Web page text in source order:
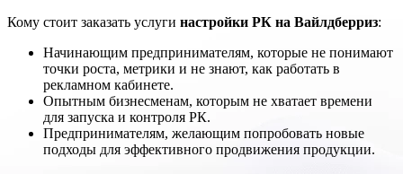
Кому стоит заказать услуги настройки РК на Вайлдберриз:
Начинающим предпринимателям, которые не понимают
точки роста, метрики и не знают, как работать в
рекламном кабинете.
Опытным бизнесменам, которым не хватает времени
для запуска и контроля РК.
Предпринимателям, желающим попробовать новые
подходы для эффективного продвижения продукции.